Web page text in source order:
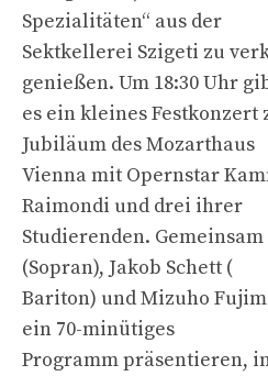
Spezialitäten“ aus der
Sektkellerei Szigeti zu
genießen. Um 18:30 Uhr
es ein kleines Festkonzert
Jubiläum des Mozarthaus
Vienna mit Opernstar
Raimondi und drei ihrer
Studierenden.
(Sopran), Jakob Schett (
Bariton) und Mizuho
ein 70-minütiges
Programm präsentieren,